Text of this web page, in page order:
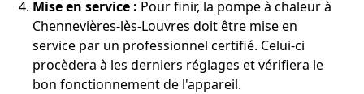
Mise en service : Pour finir, la pompe à chaleur à
Chennevières-lès-Louvres doit être mise en
service par un professionnel certifié. Celui-ci
procèdera à les derniers réglages et vérifiera le
bon fonctionnement de l'appareil.